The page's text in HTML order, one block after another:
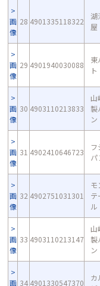
画
像
28 4901335118322
湖
屋
画
像
29 4901940030088
東
ト
画
像
30 4903110213833
山
製
ン
画
像
31 4902410646723
フ
パ
画
像
32 4902751031301
モ
テ
ル
画
像
33 4903110213147
山
製
ン
画 34 4901330547370
カ